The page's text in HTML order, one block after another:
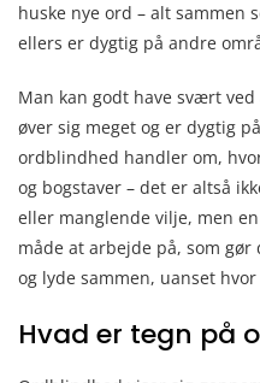
huske nye ord – alt sammen
ellers er dygtig på andre
Man kan godt have svært
øver sig meget og er dygtig
ordblindhed handler om,
og bogstaver – det er altså
eller manglende vilje, men
måde at arbejde på, som
og lyde sammen, uanset
Hvad er tegn på